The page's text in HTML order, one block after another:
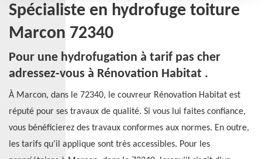
Spécialiste en hydrofuge toiture
Marcon 72340
Pour une hydrofugation à tarif pas cher
adressez-vous à Rénovation Habitat .
À Marcon, dans le 72340, le couvreur Rénovation Habitat est
réputé pour ses travaux de qualité. Si vous lui faites confiance,
vous bénéficierez des travaux conformes aux normes. En outre,
les tarifs qu’il applique sont très accessibles. Pour les